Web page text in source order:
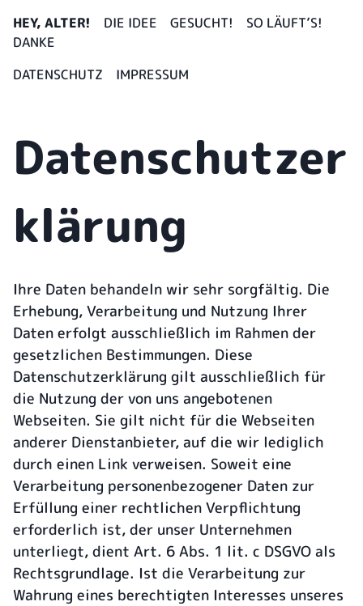
HEY, ALTER! DIE IDEE GESUCHT!
SO LÄUFT’S!
DANKE
DATENSCHUTZ
IMPRESSUM
Datenschutzer
klärung
Ihre Daten behandeln wir sehr sorgfältig. Die
Erhebung, Verarbeitung und Nutzung Ihrer
Daten erfolgt ausschließlich im Rahmen der
gesetzlichen Bestimmungen. Diese
Datenschutzerklärung gilt ausschließlich für
die Nutzung der von uns angebotenen
Webseiten. Sie gilt nicht für die Webseiten
anderer Dienstanbieter, auf die wir lediglich
durch einen Link verweisen. Soweit eine
Verarbeitung personenbezogener Daten zur
Erfüllung einer rechtlichen Verpflichtung
erforderlich ist, der unser Unternehmen
unterliegt, dient Art. 6 Abs. 1 lit. c DSGVO als
Rechtsgrundlage. Ist die Verarbeitung zur
Wahrung eines berechtigten Interesses unseres